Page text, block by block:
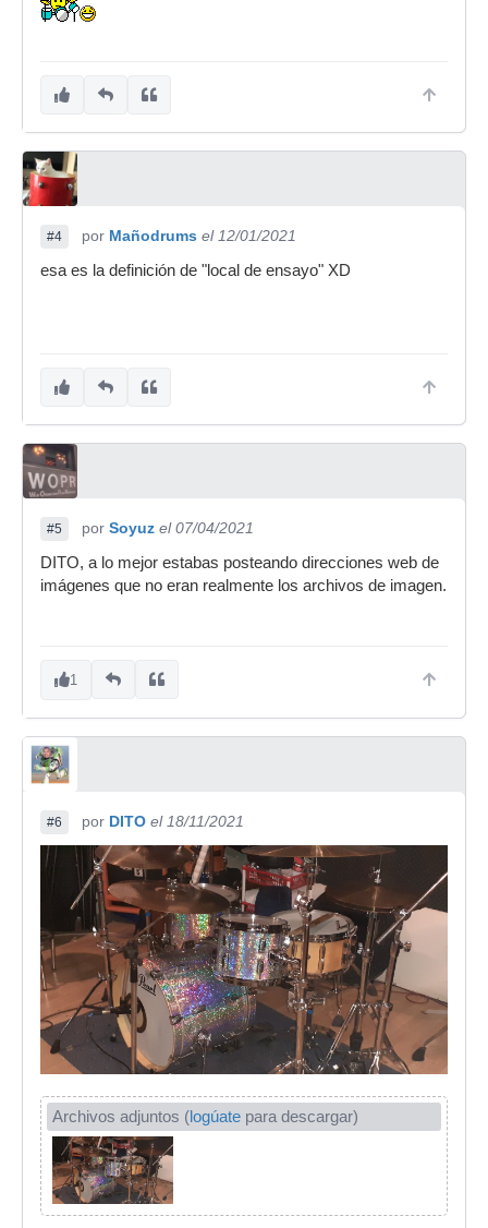
#4 por Mañodrums el 12/01/2021
esa es la definición de "local de ensayo" XD
#5 por Soyuz el 07/04/2021
DITO, a lo mejor estabas posteando direcciones web de
imágenes que no eran realmente los archivos de imagen.
1
#6 por DITO el 18/11/2021
Archivos adjuntos (logúate para descargar)